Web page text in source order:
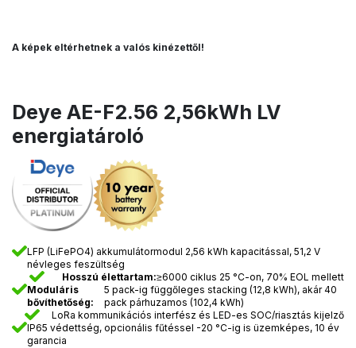
A képek eltérhetnek a valós kinézettől!
Deye AE-F2.56 2,56kWh LV
energiatároló
LFP (LiFePO4) akkumulátormodul 2,56 kWh kapacitással, 51,2 V
névleges feszültség
Hosszú élettartam:≥6000 ciklus 25 °C-on, 70% EOL mellett
Moduláris
bővíthetőség:
5 pack-ig függőleges stacking (12,8 kWh), akár 40
pack párhuzamos (102,4 kWh)
LoRa kommunikációs interfész és LED-es SOC/riasztás kijelző
IP65 védettség, opcionális fűtéssel -20 °C-ig is üzemképes, 10 év
garancia